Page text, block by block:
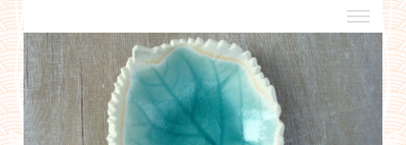
a propos
boutiques de créateurs